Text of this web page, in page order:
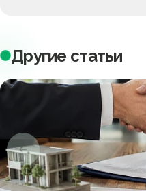
Другие статьи